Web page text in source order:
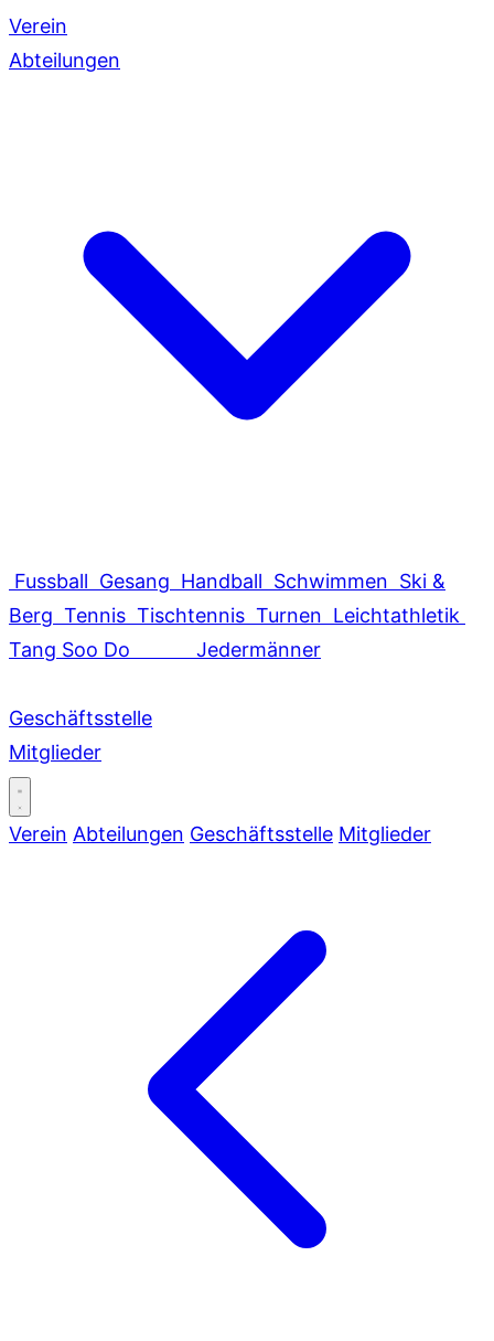
Verein
Abteilungen
Fussball Gesang Handball Schwimmen Ski &
Berg Tennis Tischtennis Turnen Leichtathletik
Tang Soo Do
Jedermänner
Geschäftsstelle
Mitglieder
Verein Abteilungen Geschäftsstelle Mitglieder